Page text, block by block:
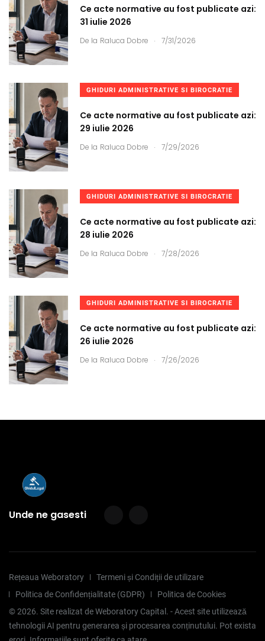
Ce acte normative au fost publicate azi:
31 iulie 2026
De la Raluca Dobre . 7/31/2026
GHIDURI ADMINISTRATIVE SI BIROCRATIE
Ce acte normative au fost publicate azi:
29 iulie 2026
De la Raluca Dobre . 7/29/2026
GHIDURI ADMINISTRATIVE SI BIROCRATIE
Ce acte normative au fost publicate azi:
28 iulie 2026
De la Raluca Dobre . 7/28/2026
GHIDURI ADMINISTRATIVE SI BIROCRATIE
Ce acte normative au fost publicate azi:
26 iulie 2026
De la Raluca Dobre . 7/26/2026
Unde ne gasesti
Rețeaua Weboratory
Termeni și Condiții de utilizare
Politica de Confidențialitate (GDPR)
Politica de Cookies
©2026. Site realizat de Weboratory Capital. - Acest site utilizează
tehnologii AI pentru generarea și procesarea conținutului. Pot exista